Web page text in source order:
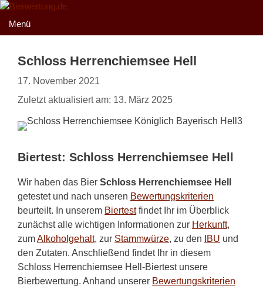
Zum
Inhalt
springen
Menü
Schloss Herrenchiemsee Hell
17. November 2021
Zuletzt aktualisiert am: 13. März 2025
Biertest: Schloss Herrenchiemsee Hell
Wir haben das Bier Schloss Herrenchiemsee Hell
getestet und nach unseren Bewertungskriterien
beurteilt. In unserem Biertestfindet Ihr im Überblick
zunächst alle wichtigen Informationen zur Herkunft,
zumAlkoholgehalt, zur Stammwürze, zu den IBU und
den Zutaten. Anschließend findet Ihr in diesem
Schloss Herrenchiemsee Hell-Biertest unsere
Bierbewertung. Anhand unserer Bewertungskriterien